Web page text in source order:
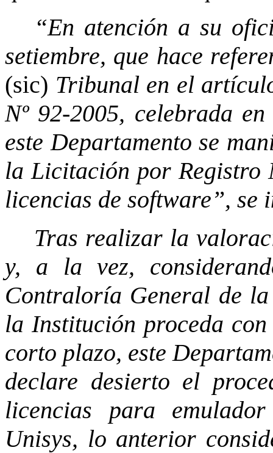
“En atención a su
setiembre, que hace
(sic) Tribunal en el
Nº 92-2005, celebrada
este Departamento se
la Licitación por Registro
licencias de software”, se
Tras realizar la
y, a la vez,
Contraloría General de
la Institución proceda
corto plazo, este
declare desierto el
licencias para
Unisys, lo anterior